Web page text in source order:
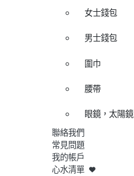
女士錢包
男士錢包
圍巾
腰帶
眼鏡，太陽鏡
聯絡我們
常見問題
我的帳戶
心水清單